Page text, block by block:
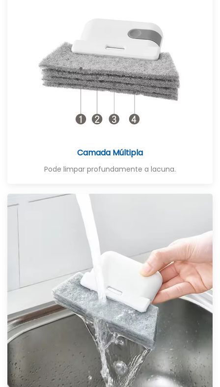
Camada Múltipla
Pode limpar profundamente a lacuna.